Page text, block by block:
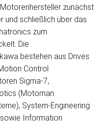
zunächst
und schließlich über das
zum
Die
bestehen aus Drives
Control
Sigma-7,
(Motoman
System-Engineering
Information